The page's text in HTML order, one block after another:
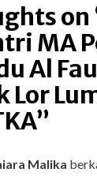
on
MA
Al
Lor
”
Malika